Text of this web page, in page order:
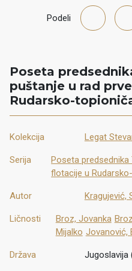
Podeli
Poseta
puštanje u rad
Rudarsko-
Kolekcija Legat
Serija
Poseta predsednika
flotacije u
Autor Kragujević,
Ličnosti Broz, Jovanka
Mijalko Jovanović,
Država Jugoslavija